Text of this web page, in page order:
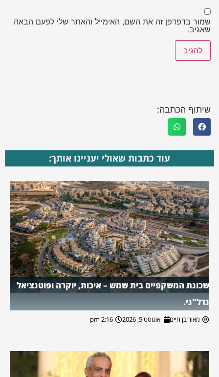
שמור בדפדפן זה את השם, האימייל והאתר שלי לפעם הבאה
שאגיב.
שיתוף הכתבה:
עוד כתבות שאולי יעניינו אותך:
שכונת המשקפיים בית שמש – איכות, יוקרה ופוטנציאל
נדל"ני.
מאור בן חיים אוגוסט 5, 2026 2:16 pm